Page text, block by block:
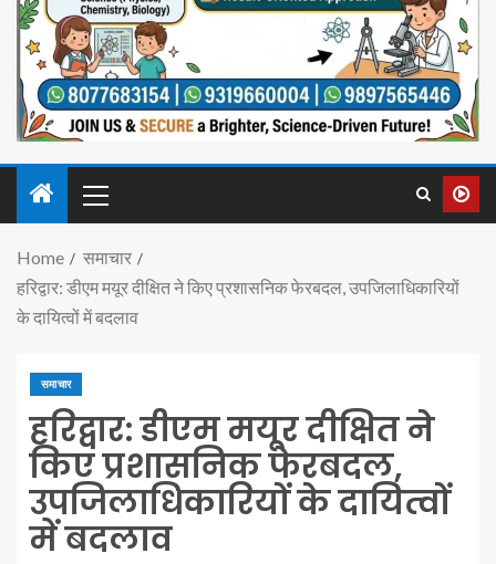
Home
समाचार
हरिद्वार: डीएम मयूर दीक्षित ने किए प्रशासनिक फेरबदल, उपजिलाधिकारियों
के दायित्वों में बदलाव
समाचार
हरिद्वार: डीएम मयूर दीक्षित ने
किए प्रशासनिक फेरबदल,
उपजिलाधिकारियों के दायित्वों
में बदलाव